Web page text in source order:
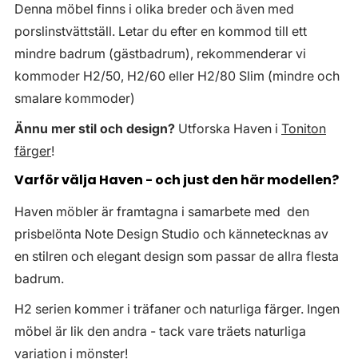
Denna möbel finns i olika breder och även med
porslinstvättställ. Letar du efter en kommod till ett
mindre badrum (gästbadrum), rekommenderar vi
kommoder H2/50, H2/60 eller H2/80 Slim (mindre och
smalare kommoder)
Ännu mer stil och design? Utforska Haven i Toniton
färger!
Varför välja Haven - och just den här modellen?
Haven möbler är framtagna i samarbete med den
prisbelönta Note Design Studio och kännetecknas av
en stilren och elegant design som passar de allra flesta
badrum.
H2 serien kommer i träfaner och naturliga färger. Ingen
möbel är lik den andra - tack vare träets naturliga
variation i mönster!